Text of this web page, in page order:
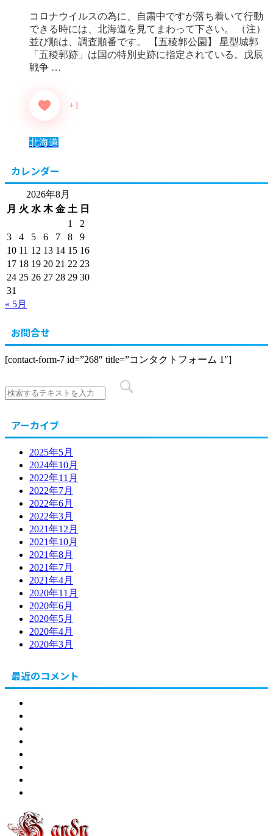
コロナウイルスの為に、自粛中ですが落ち着いて行動
できる時には、北海道を見てまわって下さい。 （注）
並び順は、調査順番です。 【五稜郭公園】 星型城郭
「五稜郭跡」は国の特別史跡に指定されている。戊辰
戦争 …
+1
北海道
カレンダー
2026年8月
月 火 水 木 金 土 日
1
2
3
4 5 6 7 8
9
10 11 12 13 14 15 16
17 18 19 20 21 22 23
24 25 26 27 28 29 30
31
« 5月
お問合せ
[contact-form-7 id=”268″ title=”コンタクトフォーム 1″]
アーカイブ
2025年5月
2024年10月
2022年11月
2022年7月
2022年6月
2022年3月
2021年12月
2021年10月
2021年8月
2021年7月
2021年4月
2020年11月
2020年6月
2020年5月
2020年4月
2020年3月
最近のコメント